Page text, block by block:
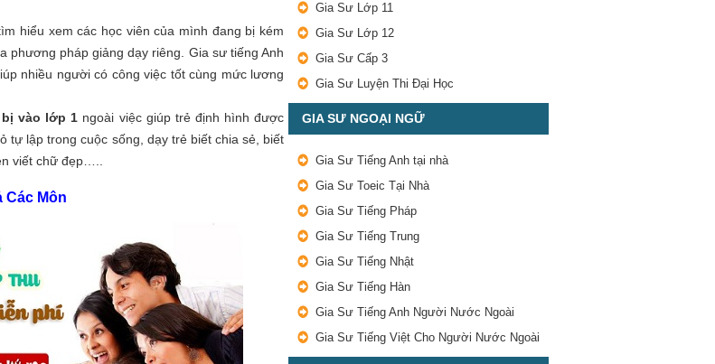
hiểu xem các học viên của mình đang bị kém
phương pháp giảng dạy riêng. Gia sư tiếng Anh
nhiều người có công việc tốt cùng mức lương
vào lớp 1 ngoài việc giúp trẻ định hình được
tự lập trong cuộc sống, dạy trẻ biết chia sẻ, biết
viết chữ đẹp…..
Các Môn
Gia Sư Lớp 11
Gia Sư Lớp 12
Gia Sư Cấp 3
Gia Sư Luyện Thi Đại Học
GIA SƯ NGOẠI NGỮ
Gia Sư Tiếng Anh tại nhà
Gia Sư Toeic Tại Nhà
Gia Sư Tiếng Pháp
Gia Sư Tiếng Trung
Gia Sư Tiếng Nhật
Gia Sư Tiếng Hàn
Gia Sư Tiếng Anh Người Nước Ngoài
Gia Sư Tiếng Việt Cho Người Nước Ngoài